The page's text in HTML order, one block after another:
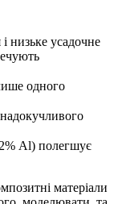
низьке усадочне
одного
Al) полегшує
матеріали